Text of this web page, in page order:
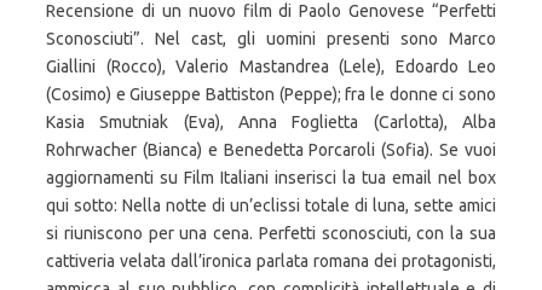
Recensione di un nuovo film di Paolo Genovese “Perfetti
Sconosciuti”. Nel cast, gli uomini presenti sono Marco
Giallini (Rocco), Valerio Mastandrea (Lele), Edoardo Leo
(Cosimo) e Giuseppe Battiston (Peppe); fra le donne ci sono
Kasia Smutniak (Eva), Anna Foglietta (Carlotta), Alba
Rohrwacher (Bianca) e Benedetta Porcaroli (Sofia). Se vuoi
aggiornamenti su Film Italiani inserisci la tua email nel box
qui sotto: Nella notte di un’eclissi totale di luna, sette amici
si riuniscono per una cena. Perfetti sconosciuti, con la sua
cattiveria velata dall’ironica parlata romana dei protagonisti,